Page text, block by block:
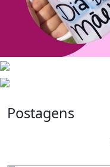
Postagens